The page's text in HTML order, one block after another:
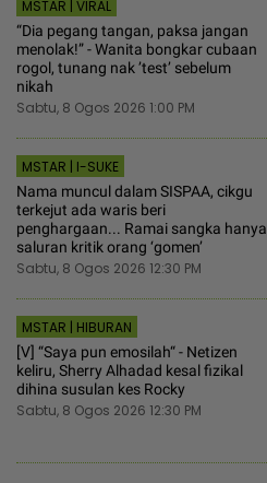
MSTAR | VIRAL
“Dia pegang tangan, paksa jangan
menolak!” - Wanita bongkar cubaan
rogol, tunang nak ’test’ sebelum
nikah
Sabtu, 8 Ogos 2026 1:00 PM
MSTAR | I-SUKE
Nama muncul dalam SISPAA, cikgu
terkejut ada waris beri
penghargaan... Ramai sangka hanya
saluran kritik orang ‘gomen’
Sabtu, 8 Ogos 2026 12:30 PM
MSTAR | HIBURAN
[V] “Saya pun emosilah“ - Netizen
keliru, Sherry Alhadad kesal fizikal
dihina susulan kes Rocky
Sabtu, 8 Ogos 2026 12:30 PM